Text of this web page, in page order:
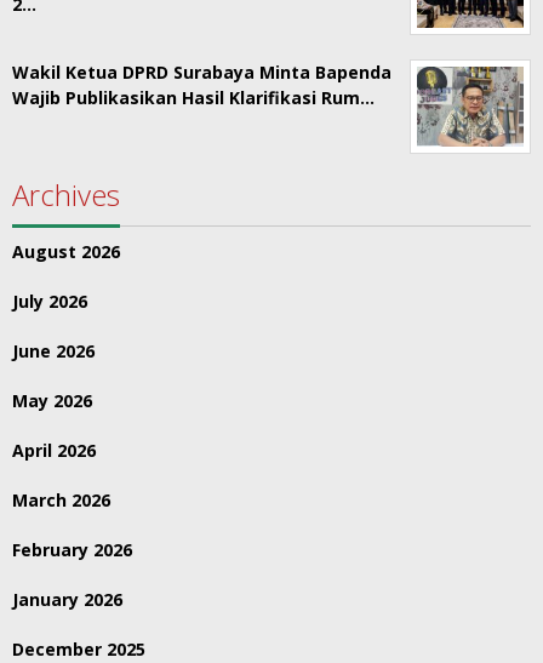
Wakil Ketua DPRD Surabaya Minta Bapenda
Wajib Publikasikan Hasil Klarifikasi Rum…
Archives
August 2026
July 2026
June 2026
May 2026
April 2026
March 2026
February 2026
January 2026
December 2025